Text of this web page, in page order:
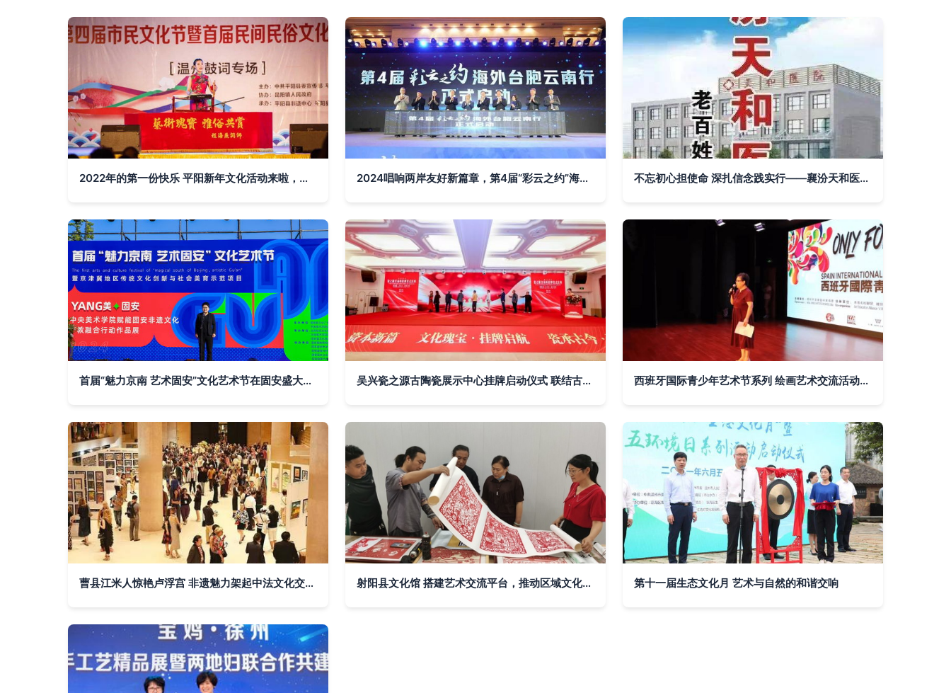
2022年的第一份快乐 平阳新年文化活动来啦，快收藏！ 2024唱响两岸友好新篇章，第4届“彩云之约”海外台胞云南行启幕盛大开幕 不忘初心担使命 深扎信念践实行——襄汾天和医院职工赴红色基地开展主题教育
首届“魅力京南 艺术固安”文化艺术节在固安盛大开幕 吴兴瓷之源古陶瓷展示中心挂牌启动仪式 联结古今，瓷耀世界 西班牙国际青少年艺术节系列 绘画艺术交流活动组织与文化传播的深度融合
曹县江米人惊艳卢浮宫 非遗魅力架起中法文化交流新桥梁 射阳县文化馆 搭建艺术交流平台，推动区域文化繁荣 第十一届生态文化月 艺术与自然的和谐交响